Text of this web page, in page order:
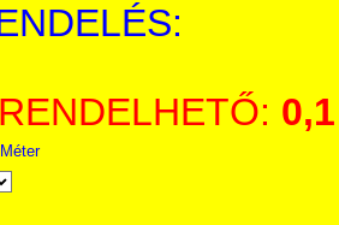
0,1
Méter